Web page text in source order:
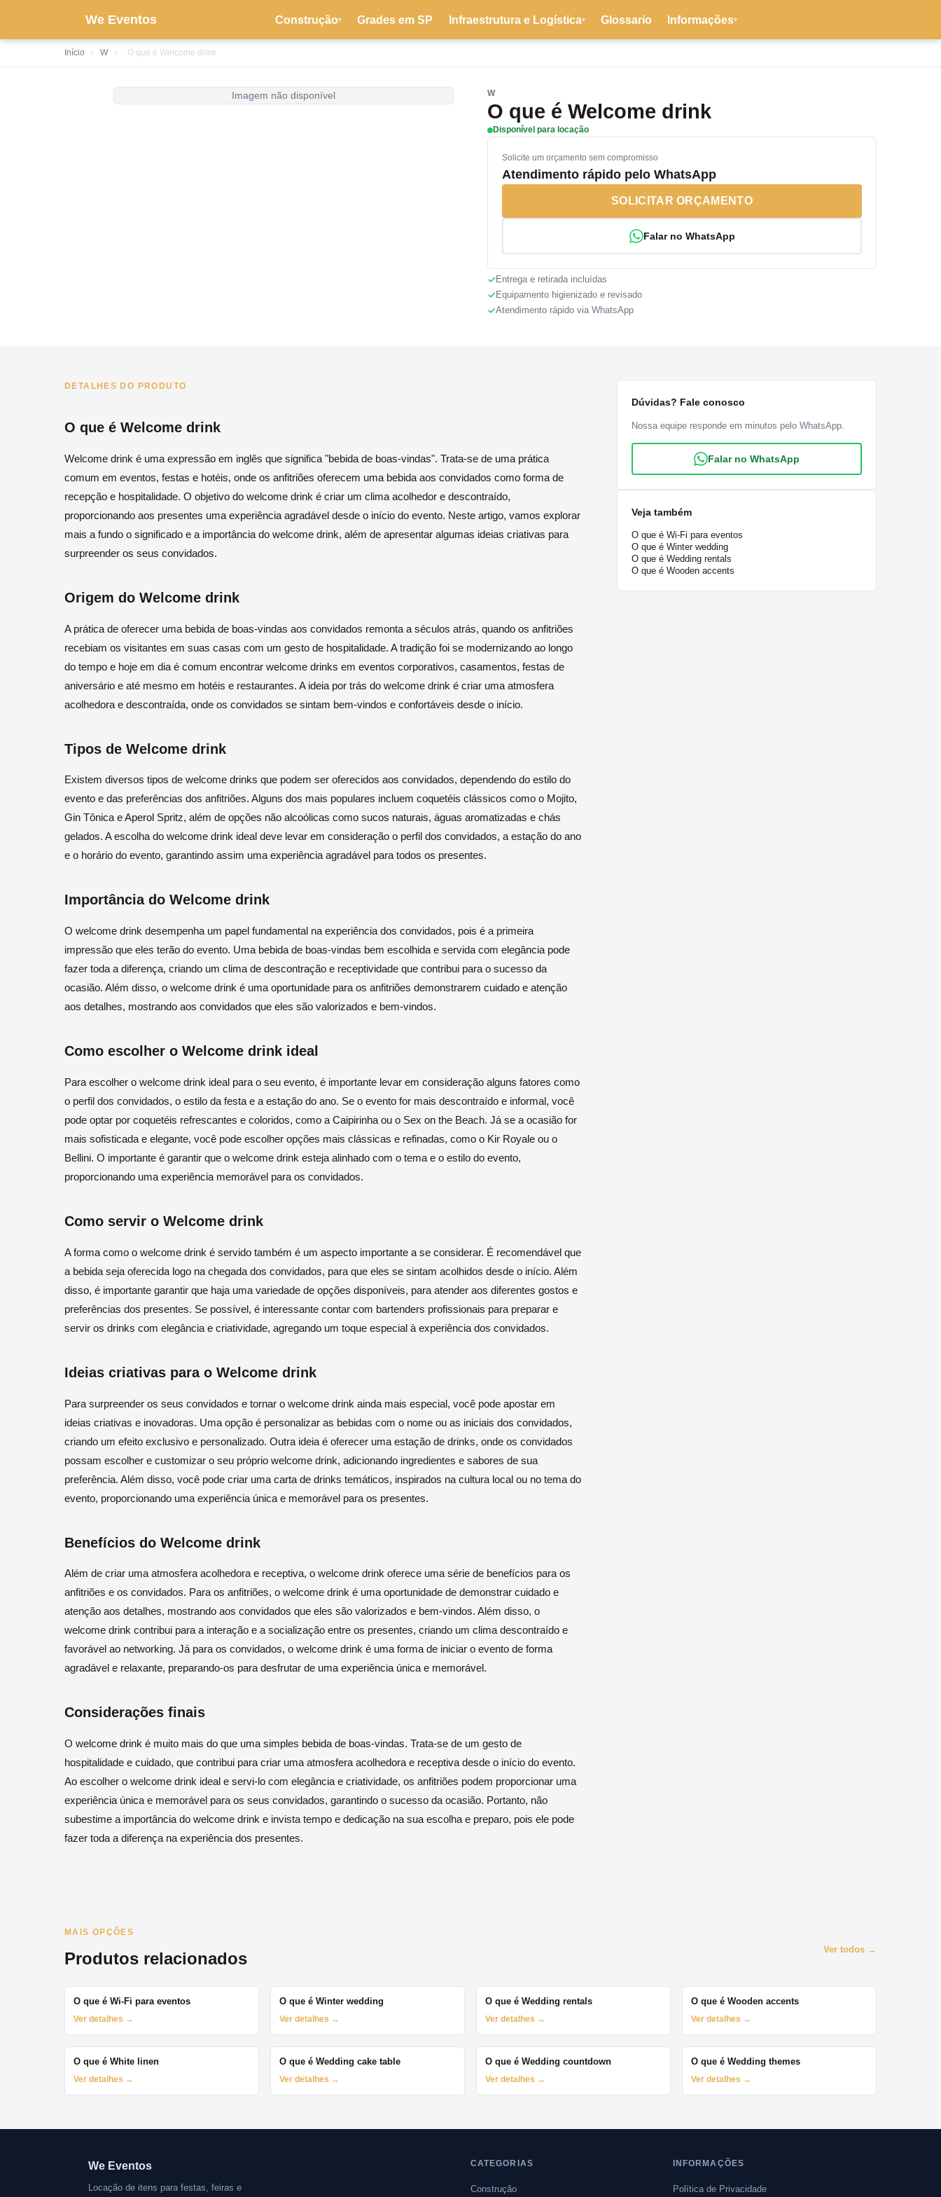
We Eventos Construção▾ Grades em SP Infraestrutura e Logística▾ Glossario Informações▾
Início › W › O que é Welcome drink
Imagem não disponível W
O que é Welcome drink
Disponível para locação
Solicite um orçamento sem compromisso
Atendimento rápido pelo WhatsApp
SOLICITAR ORÇAMENTO
Falar no WhatsApp
Entrega e retirada incluídas
Equipamento higienizado e revisado
Atendimento rápido via WhatsApp
DETALHES DO PRODUTO
O que é Welcome drink
Welcome drink é uma expressão em inglês que significa "bebida de boas-vindas". Trata-se de uma prática
comum em eventos, festas e hotéis, onde os anfitriões oferecem uma bebida aos convidados como forma de
recepção e hospitalidade. O objetivo do welcome drink é criar um clima acolhedor e descontraído,
proporcionando aos presentes uma experiência agradável desde o início do evento. Neste artigo, vamos explorar
mais a fundo o significado e a importância do welcome drink, além de apresentar algumas ideias criativas para
surpreender os seus convidados.
Origem do Welcome drink
A prática de oferecer uma bebida de boas-vindas aos convidados remonta a séculos atrás, quando os anfitriões
recebiam os visitantes em suas casas com um gesto de hospitalidade. A tradição foi se modernizando ao longo
do tempo e hoje em dia é comum encontrar welcome drinks em eventos corporativos, casamentos, festas de
aniversário e até mesmo em hotéis e restaurantes. A ideia por trás do welcome drink é criar uma atmosfera
acolhedora e descontraída, onde os convidados se sintam bem-vindos e confortáveis desde o início.
Tipos de Welcome drink
Existem diversos tipos de welcome drinks que podem ser oferecidos aos convidados, dependendo do estilo do
evento e das preferências dos anfitriões. Alguns dos mais populares incluem coquetéis clássicos como o Mojito,
Gin Tônica e Aperol Spritz, além de opções não alcoólicas como sucos naturais, águas aromatizadas e chás
gelados. A escolha do welcome drink ideal deve levar em consideração o perfil dos convidados, a estação do ano
e o horário do evento, garantindo assim uma experiência agradável para todos os presentes.
Importância do Welcome drink
O welcome drink desempenha um papel fundamental na experiência dos convidados, pois é a primeira
impressão que eles terão do evento. Uma bebida de boas-vindas bem escolhida e servida com elegância pode
fazer toda a diferença, criando um clima de descontração e receptividade que contribui para o sucesso da
ocasião. Além disso, o welcome drink é uma oportunidade para os anfitriões demonstrarem cuidado e atenção
aos detalhes, mostrando aos convidados que eles são valorizados e bem-vindos.
Como escolher o Welcome drink ideal
Para escolher o welcome drink ideal para o seu evento, é importante levar em consideração alguns fatores como
o perfil dos convidados, o estilo da festa e a estação do ano. Se o evento for mais descontraído e informal, você
pode optar por coquetéis refrescantes e coloridos, como a Caipirinha ou o Sex on the Beach. Já se a ocasião for
mais sofisticada e elegante, você pode escolher opções mais clássicas e refinadas, como o Kir Royale ou o
Bellini. O importante é garantir que o welcome drink esteja alinhado com o tema e o estilo do evento,
proporcionando uma experiência memorável para os convidados.
Como servir o Welcome drink
A forma como o welcome drink é servido também é um aspecto importante a se considerar. É recomendável que
a bebida seja oferecida logo na chegada dos convidados, para que eles se sintam acolhidos desde o início. Além
disso, é importante garantir que haja uma variedade de opções disponíveis, para atender aos diferentes gostos e
preferências dos presentes. Se possível, é interessante contar com bartenders profissionais para preparar e
servir os drinks com elegância e criatividade, agregando um toque especial à experiência dos convidados.
Ideias criativas para o Welcome drink
Para surpreender os seus convidados e tornar o welcome drink ainda mais especial, você pode apostar em
ideias criativas e inovadoras. Uma opção é personalizar as bebidas com o nome ou as iniciais dos convidados,
criando um efeito exclusivo e personalizado. Outra ideia é oferecer uma estação de drinks, onde os convidados
possam escolher e customizar o seu próprio welcome drink, adicionando ingredientes e sabores de sua
preferência. Além disso, você pode criar uma carta de drinks temáticos, inspirados na cultura local ou no tema do
evento, proporcionando uma experiência única e memorável para os presentes.
Benefícios do Welcome drink
Além de criar uma atmosfera acolhedora e receptiva, o welcome drink oferece uma série de benefícios para os
anfitriões e os convidados. Para os anfitriões, o welcome drink é uma oportunidade de demonstrar cuidado e
atenção aos detalhes, mostrando aos convidados que eles são valorizados e bem-vindos. Além disso, o
welcome drink contribui para a interação e a socialização entre os presentes, criando um clima descontraído e
favorável ao networking. Já para os convidados, o welcome drink é uma forma de iniciar o evento de forma
agradável e relaxante, preparando-os para desfrutar de uma experiência única e memorável.
Considerações finais
O welcome drink é muito mais do que uma simples bebida de boas-vindas. Trata-se de um gesto de
hospitalidade e cuidado, que contribui para criar uma atmosfera acolhedora e receptiva desde o início do evento.
Ao escolher o welcome drink ideal e servi-lo com elegância e criatividade, os anfitriões podem proporcionar uma
experiência única e memorável para os seus convidados, garantindo o sucesso da ocasião. Portanto, não
subestime a importância do welcome drink e invista tempo e dedicação na sua escolha e preparo, pois ele pode
fazer toda a diferença na experiência dos presentes.
Dúvidas? Fale conosco
Nossa equipe responde em minutos pelo WhatsApp.
Falar no WhatsApp
Veja também
O que é Wi-Fi para eventos
O que é Winter wedding
O que é Wedding rentals
O que é Wooden accents
MAIS OPÇÕES
Produtos relacionados Ver todos →
O que é Wi-Fi para eventos
Ver detalhes →
O que é Winter wedding
Ver detalhes →
O que é Wedding rentals
Ver detalhes →
O que é Wooden accents
Ver detalhes →
O que é White linen
Ver detalhes →
O que é Wedding cake table
Ver detalhes →
O que é Wedding countdown
Ver detalhes →
O que é Wedding themes
Ver detalhes →
We Eventos
Locação de itens para festas, feiras e
CATEGORIAS
Construção
INFORMAÇÕES
Política de Privacidade